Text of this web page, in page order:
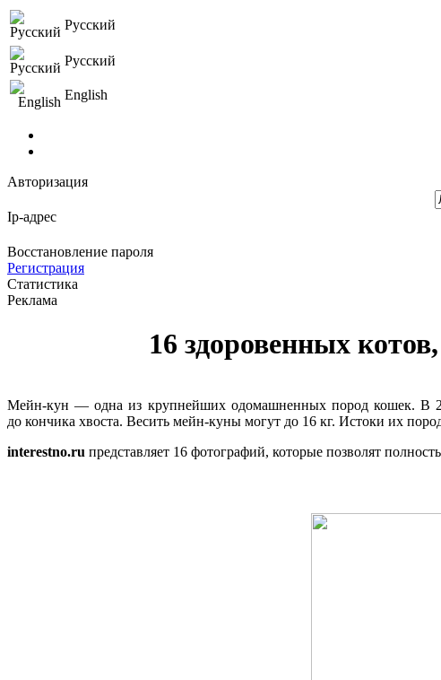
Русский
Русский
English
Авторизация
Ip-адрес
Восстановление пароля
Регистрация
Статистика
Реклама
16 здоровенных
Мейн-кун — одна из крупнейших одомашненных пород кошек. В
до кончика хвоста. Весить мейн-куны могут до 16 кг. Истоки их
interestno.ru представляет 16 фотографий, которые позволят